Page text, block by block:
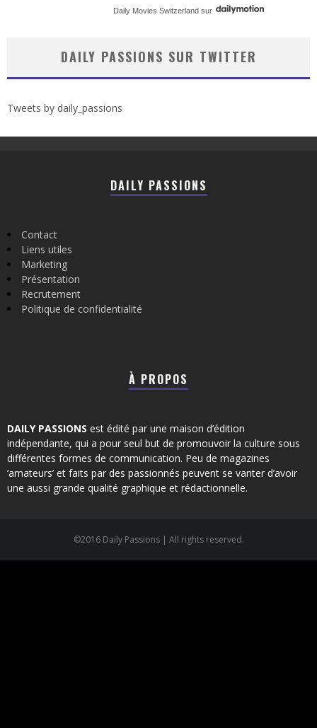
Daily Movies Switzerland sur
DAILY PASSIONS SUR TWITTER
Tweets by daily_passions
DAILY PASSIONS
Contact
Liens utiles
Marketing
Présentation
Recrutement
Politique de confidentialité
À PROPOS
DAILY PASSIONS est édité par une maison d’édition
indépendante, qui a pour seul but de promouvoir la culture sous
différentes formes de communication. Peu de magazines
‘amateurs’ et faits par des passionnés peuvent se vanter d’avoir
une aussi grande qualité graphique et rédactionnelle.
©2016 Daily Passions | All rights reserved.